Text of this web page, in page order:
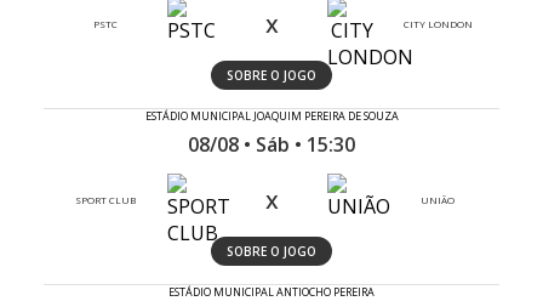
PSTC x CITY LONDON
SOBRE O JOGO
ESTÁDIO MUNICIPAL JOAQUIM PEREIRA DE SOUZA
08/08 • Sáb • 15:30
SPORT CLUB x UNIÃO
SOBRE O JOGO
ESTÁDIO MUNICIPAL ANTIOCHO PEREIRA